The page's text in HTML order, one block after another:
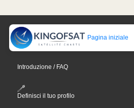
Pagina iniziale
Introduzione / FAQ
Definisci il tuo profilo